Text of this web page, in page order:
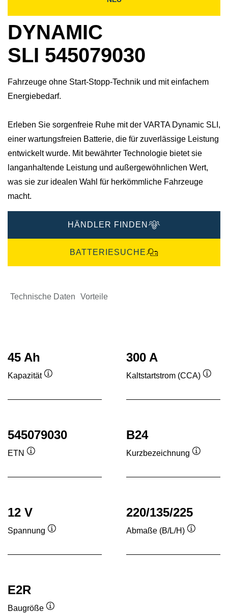
DYNAMIC
SLI 545079030
Fahrzeuge ohne Start-Stopp-Technik und mit einfachem
Energiebedarf.
Erleben Sie sorgenfreie Ruhe mit der VARTA Dynamic SLI,
einer wartungsfreien Batterie, die für zuverlässige Leistung
entwickelt wurde. Mit bewährter Technologie bietet sie
langanhaltende Leistung und außergewöhnlichen Wert,
was sie zur idealen Wahl für herkömmliche Fahrzeuge
macht.
HÄNDLER FINDEN
BATTERIESUCHE
Technische Daten Vorteile
45 Ah
Kapazität
300 A
Kaltstartstrom (CCA)
545079030
ETN
B24
Kurzbezeichnung
12 V
Spannung
220/135/225
Abmaße (B/L/H)
E2R
Baugröße